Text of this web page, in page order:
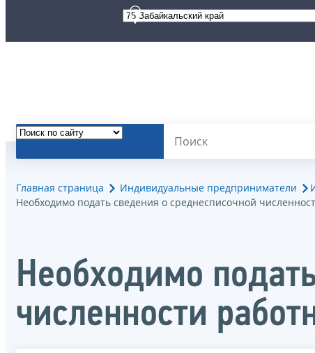
Главная страница Индивидуальные предприниматели
Необходимо подать сведения о среднесписочной
Необходимо
численности